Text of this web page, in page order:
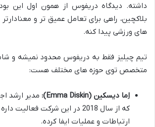
داشته. دیدگاه دریفوس از همون اول این
بلاکچین، راهی برای تعامل عمیق تر و
های ورزشی پیدا کنه.
تیم چیلیز فقط به دریفوس محدود نمیشه و
متخصص توی حوزه های مختلف هست:
اِما دیسکین (Emma Diskin):
که از سال 2018 در این شرکت
ارتباطات و عملیات ایفا کرده.